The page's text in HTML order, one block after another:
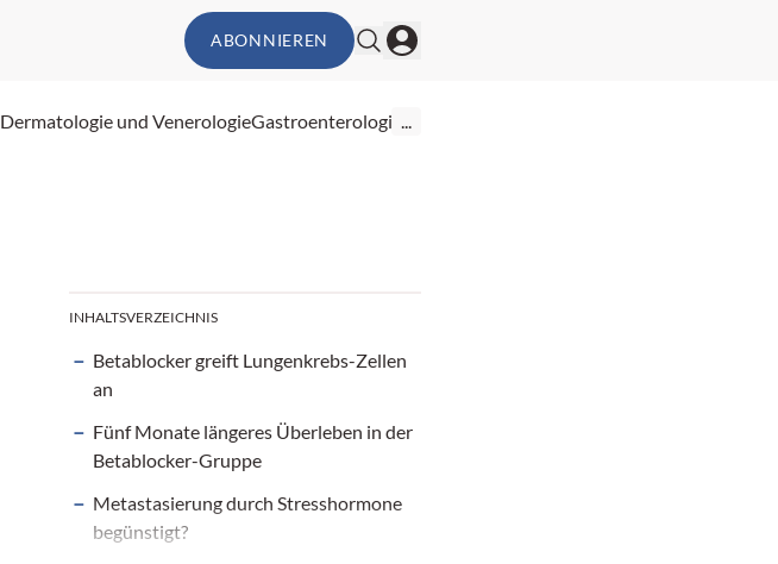
ABONNIEREN
Dermatologie und VenerologieGastroenterologie...
INHALTSVERZEICHNIS
Betablocker greift Lungenkrebs-Zellen
an
Fünf Monate längeres Überleben in der
Betablocker-Gruppe
Metastasierung durch Stresshormone
begünstigt?